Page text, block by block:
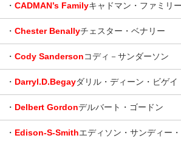
・ CADMAN’s Familyキャドマン・ファミリー
・ Chester Benallyチェスター・ベナリー
・ Cody Sandersonコディ－サンダーソン
・ Darryl.D.Begayダリル・ディーン・ビゲイ
・ Delbert Gordonデルバート・ゴードン
・ Edison-S-Smithエディソン・サンディー